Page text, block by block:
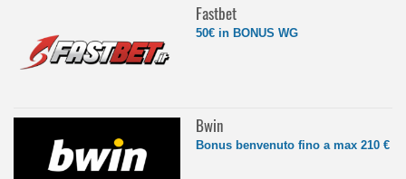
Fastbet
50€ in BONUS WG
Bwin
Bonus benvenuto fino a max 210 €